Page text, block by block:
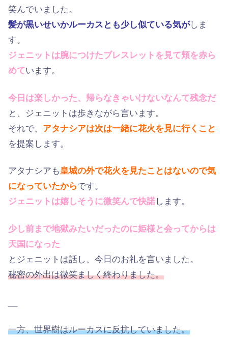
笑んでいました。
髪が黒いせいかルーカスとも少し似ている気がしま
す。
ジェニットは腕につけたブレスレットを見て頬を赤ら
めています。
今日は楽しかった、帰らなきゃいけないなんて残念だ
と、ジェニットは歩きながら言います。
それで、 アタナシアは次は一緒に花火を見に行くこと
を提案します。
アタナシアも皇城の外で花火を見たことはないので気
になっていたからです。
ジェニットは嬉しそうに微笑んで快諾します。
少し前まで地獄みたいだったのに姫様と会ってからは
天国になった
とジェニットは話し、今日のお礼を言いました。
秘密の外出は微笑ましく終わりました。
一方、世界樹はルーカスに反抗していました。